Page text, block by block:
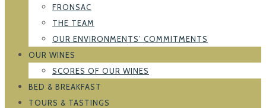
FRONSAC
THE TEAM
OUR ENVIRONMENTS’ COMMITMENTS
OUR WINES
SCORES OF OUR WINES
BED & BREAKFAST
TOURS & TASTINGS